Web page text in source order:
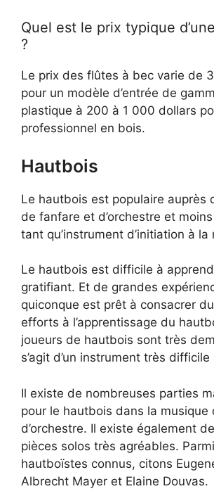
Quel est le prix typique
?
Le prix des flûtes à bec varie de
pour un modèle d’entrée de
plastique à 200 à 1 000 dollars
professionnel en bois.
Hautbois
Le hautbois est populaire auprès
de fanfare et d’orchestre et
tant qu’instrument d’initiation à la
Le hautbois est difficile à
gratifiant. Et de grandes
quiconque est prêt à consacrer
efforts à l’apprentissage du
joueurs de hautbois sont très
s’agit d’un instrument très
Il existe de nombreuses parties
pour le hautbois dans la
d’orchestre. Il existe également
pièces solos très agréables.
hautboïstes connus, citons
Albrecht Mayer et Elaine Douvas.